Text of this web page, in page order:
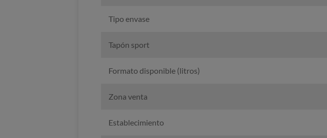
Tipo envase
Tapón sport
Formato disponible (litros)
Zona venta
Establecimiento